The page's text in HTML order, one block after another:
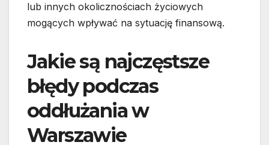
lub innych okolicznościach życiowych
mogących wpływać na sytuację finansową.
Jakie są najczęstsze
błędy podczas
oddłużania w
Warszawie